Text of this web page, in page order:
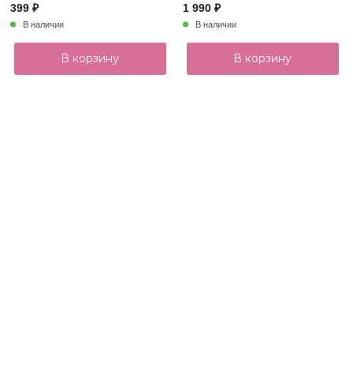
399 ₽
В наличии
В корзину
1 990 ₽
В наличии
В корзину